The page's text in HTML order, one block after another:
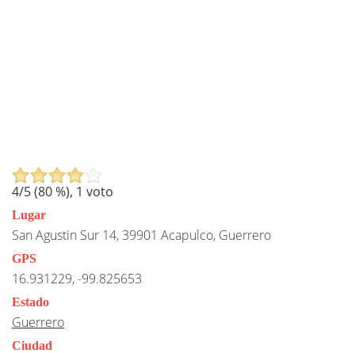
4/5 (80%), 1 voto
Lugar
San Agustin Sur 14, 39901 Acapulco, Guerrero
GPS
16.931229, -99.825653
Estado
Guerrero
Ciudad